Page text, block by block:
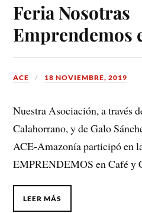
Feria Nosotras
Emprendemos
ACE 18 NOVIEMBRE, 2019
Nuestra Asociación, a través
Calahorrano, y de Galo
ACE-Amazonía participó en
EMPRENDEMOS en Café y
LEER MÁS